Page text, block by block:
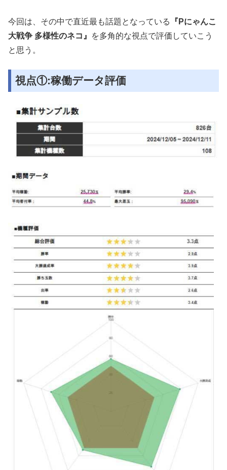
今回は、その中で直近最も話題となっている
『Pにゃんこ
大戦争 多様性のネコ』
を多角的な視点で評価していこう
と思う。
視点①:稼働データ評価